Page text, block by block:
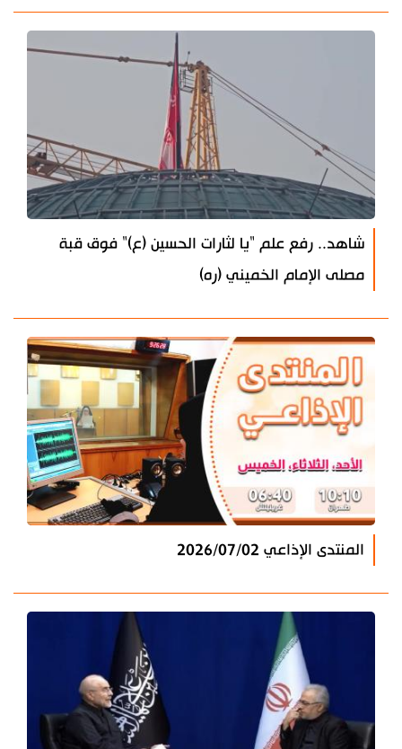
شاهد.. رفع علم "يا لثارات الحسين (ع)" فوق قبة
مصلى الإمام الخميني (ره)
المنتدى الإذاعي 2026/07/02